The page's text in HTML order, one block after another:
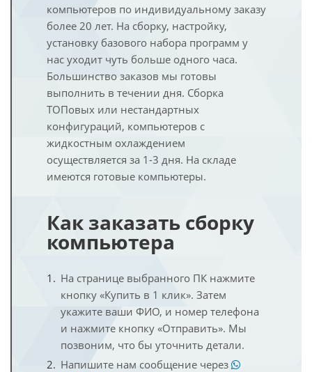
компьютеров по индивидуальному заказу
более 20 лет. На сборку, настройку,
установку базового набора программ у
нас уходит чуть больше одного часа.
Большинство заказов мы готовы
выполнить в течении дня. Сборка
ТОПовых или нестандартных
конфигураций, компьютеров с
жидкостным охлаждением
осуществляется за 1-3 дня. На складе
имеются готовые компьютеры.
Как заказать сборку
компьютера
На странице выбранного ПК нажмите
кнопку «Купить в 1 клик». Затем
укажите ваши ФИО, и номер телефона
и нажмите кнопку «Отправить». Мы
позвоним, что бы уточнить детали.
Напишите нам сообщение через